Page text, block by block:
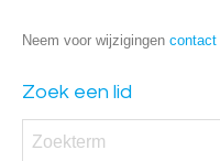
Neem voor wijzigingen contact
Zoek een lid